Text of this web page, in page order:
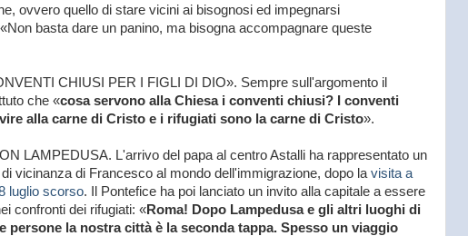
ovvero quello di stare vicini ai bisognosi ed impegnarsi
basta dare un panino, ma bisogna accompagnare queste
CHIUSI PER I FIGLI DI DIO». Sempre sull'argomento il
che «cosa servono alla Chiesa i conventi chiusi? I conventi
alla carne di Cristo e i rifugiati sono la carne di Cristo».
LAMPEDUSA. L'arrivo del papa al centro Astalli ha rappresentato un
vicinanza di Francesco al mondo dell'immigrazione, dopo la visita a
luglio scorso. Il Pontefice ha poi lanciato un invito alla capitale a essere
confronti dei rifugiati: «Roma! Dopo Lampedusa e gli altri luoghi di
persone la nostra città è la seconda tappa. Spesso un viaggio